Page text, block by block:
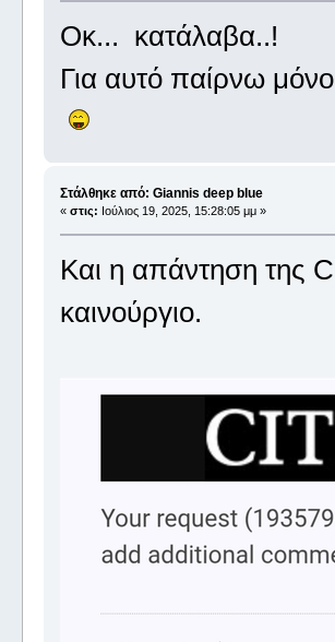
Οκ... κατάλαβα..!
Για αυτό παίρνω
Στάλθηκε από: Giannis deep blue
« στις: Ιούλιος 19, 2025, 15:28:05 μμ »
Και η απάντηση της
καινούργιο.